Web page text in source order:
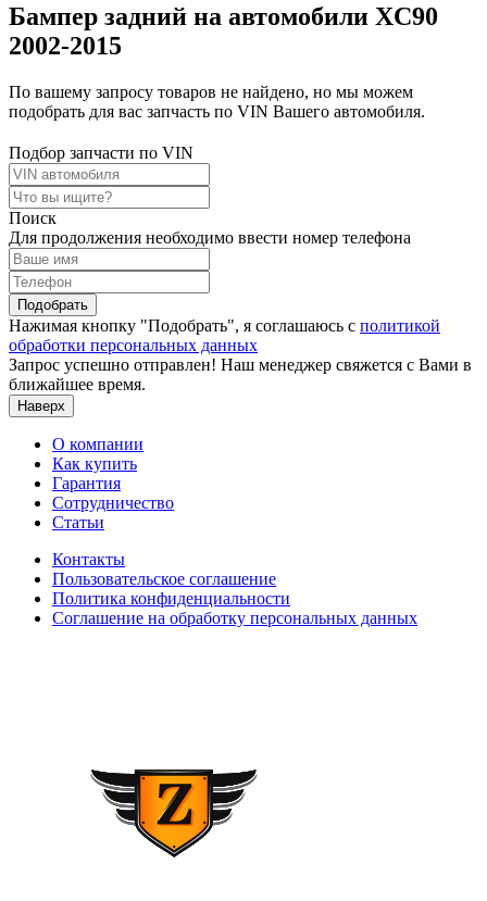
Бампер задний на автомобили XC90
2002-2015
По вашему запросу товаров не найдено, но мы можем
подобрать для вас запчасть по VIN Вашего автомобиля.
Подбор запчасти по VIN
Поиск
Для продолжения необходимо ввести номер телефона
Подобрать
Нажимая кнопку "Подобрать", я соглашаюсь с политикой
обработки персональных данных
Запрос успешно отправлен! Наш менеджер свяжется с Вами в
ближайшее время.
Наверх
О компании
Как купить
Гарантия
Сотрудничество
Статьи
Контакты
Пользовательское соглашение
Политика конфиденциальности
Соглашение на обработку персональных данных